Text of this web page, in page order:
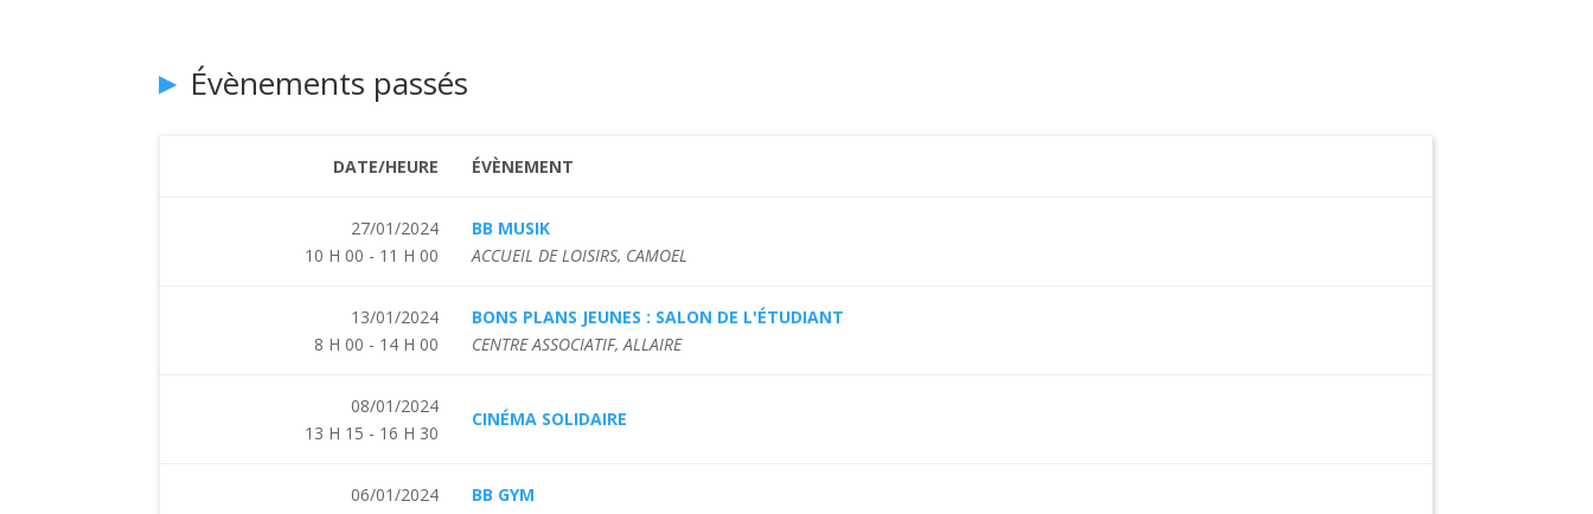
Évènements passés
DATE/HEURE ÉVÈNEMENT
27/01/2024
10 H 00 - 11 H 00
BB MUSIK
ACCUEIL DE LOISIRS, CAMOEL
13/01/2024
8 H 00 - 14 H 00
BONS PLANS JEUNES : SALON DE L'ÉTUDIANT
CENTRE ASSOCIATIF, ALLAIRE
08/01/2024
13 H 15 - 16 H 30
CINÉMA SOLIDAIRE
06/01/2024
BB GYM